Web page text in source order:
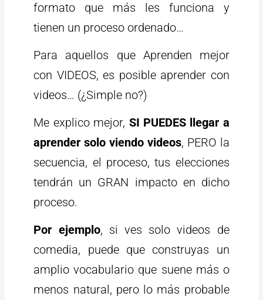
formato que más les funciona y
tienen un proceso ordenado…
Para aquellos que Aprenden mejor
con VIDEOS, es posible aprender con
videos… (¿Simple no?)
Me explico mejor, SI PUEDES llegar a
aprender solo viendo videos, PERO la
secuencia, el proceso, tus elecciones
tendrán un GRAN impacto en dicho
proceso.
Por ejemplo, si ves solo videos de
comedia, puede que construyas un
amplio vocabulario que suene más o
menos natural, pero lo más probable